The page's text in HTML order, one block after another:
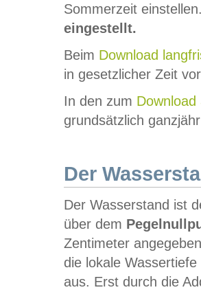
Sommerzeit
eingestellt.
Beim Download
in gesetzlicher Zeit
In den zum Download
grundsätzlich
Der
Der Wasserstand ist
über dem
Zentimeter
die lokale
aus. Erst durch die